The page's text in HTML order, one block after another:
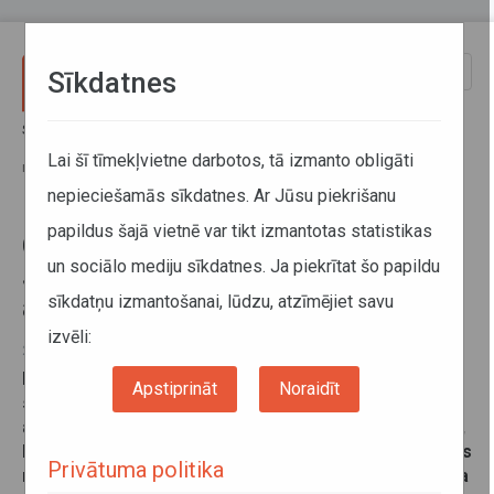
Sākums
maršrutos
Gaidāmi grozījumi 11 SIA
Jēkabpils autobusu parks
apkalpotajos maršrutos
28. jūnijs 2016
Lai uzlabotu maršrutu tīklu, no 2016.gada 1.jūlija tiks
samazināti reisu izpildes laiki 11 SIA Jēkabpils
autobusu parks apkalpotajos maršrutos. Ņemot vērā,
ka tiks veiktas izmaiņas autobusu izbraukšanas laikos
no atsevišķām pieturvietām, Autotransporta direkcija
Sīkdatnes
Lai šī tīmekļvietne darbotos, tā izmanto obligāti
nepieciešamās sīkdatnes. Ar Jūsu piekrišanu
papildus šajā vietnē var tikt izmantotas statistikas
un sociālo mediju sīkdatnes. Ja piekrītat šo papildu
sīkdatņu izmantošanai, lūdzu, atzīmējiet savu
izvēli:
Apstiprināt Noraidīt
Privātuma politika